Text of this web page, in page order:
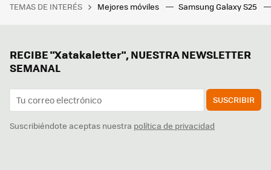
TEMAS DE INTERÉS Mejores móviles Samsung Galaxy S25
RECIBE "Xatakaletter", NUESTRA NEWSLETTER
SEMANAL
SUSCRIBIR
Suscribiéndote aceptas nuestra política de privacidad